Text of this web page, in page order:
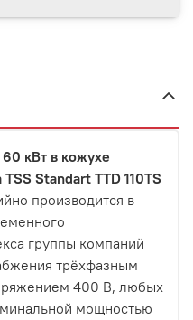
кВт в кожухе
Standart TTD 110TS
производится в
группы компаний
трёхфазным
400 В, любых
мощностью